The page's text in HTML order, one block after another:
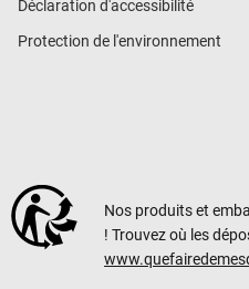
Déclaration d'accessibilité
Protection de l'environnement
Nos produits et
! Trouvez où les